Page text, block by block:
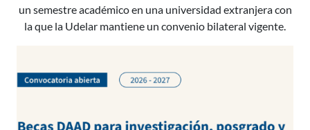
un semestre académico en una universidad extranjera con
la que la Udelar mantiene un convenio bilateral vigente.